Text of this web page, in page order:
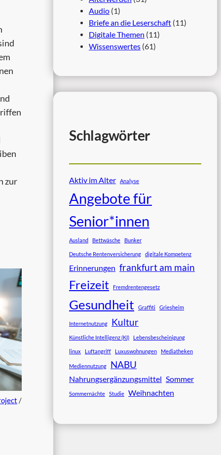
zur
/
Audio (1)
Briefe an die Leserschaft (11)
Digitale Themen (11)
Wissenswertes (61)
Schlagwörter
Aktiv im Alter Analyse
Angebote für
Senior*innen
Ausland Bettwäsche Bunker
Deutsche Rentenversicherung digitale Kompetenz
Erinnerungen frankfurt am main
Freizeit Fremdrentengesetz
Gesundheit Graffiti Griesheim
Internetnutzung Kultur
Künstliche Intelligenz (KI) Lebensbescheinigung
linux Luftangriff Luxuswohnungen Mediatheken
Mediennutzung NABU
Nahrungsergänzungsmittel Sommer
Sommernächte Studie Weihnachten